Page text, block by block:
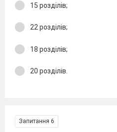
15 розділів;
22 розділів;
18 розділів;
20 розділів.
Запитання 6